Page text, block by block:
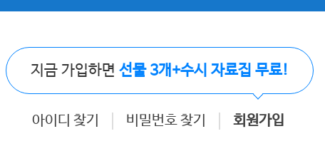
지금 가입하면 선물 3개+수시 자료집 무료!
아이디 찾기 비밀번호 찾기 회원가입